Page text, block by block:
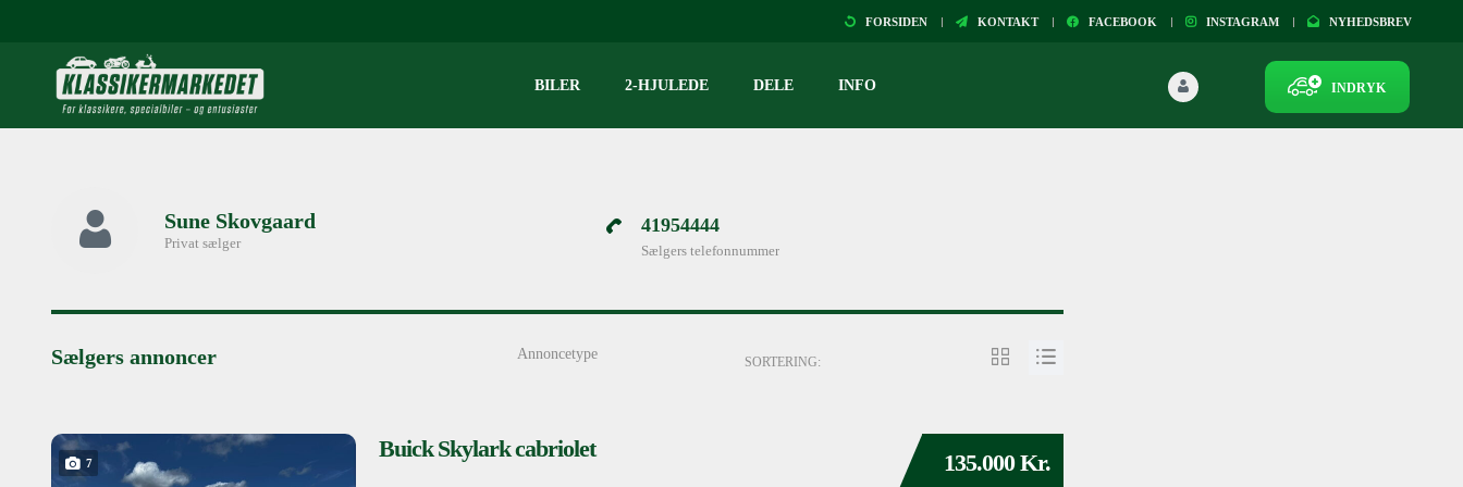
FORSIDEN KONTAKT FACEBOOK INSTAGRAM NYHEDSBREV
INDRYK
BILER 2-HJULEDE DELE INFO
Sune Skovgaard
Privat sælger
41954444
Sælgers telefonnummer
Sælgers annoncer Annoncetype SORTERING:
7 135.000 Kr.
Buick Skylark cabriolet